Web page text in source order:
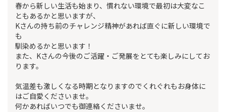
春から新しい生活も始まり、慣れない環境で最初は大変なこ
ともあるかと思いますが、
Kさんの持ち前のチャレンジ精神があれば直ぐに新しい環境で
も
馴染めるかと思います！
また、Kさんの今後のご活躍・ご発展をとても楽しみにしてお
ります。
気温差も激しくなる時期となりますのでくれぐれもお身体に
はご自愛くださいませ。
何かあればいつでも御連絡くださいませ。